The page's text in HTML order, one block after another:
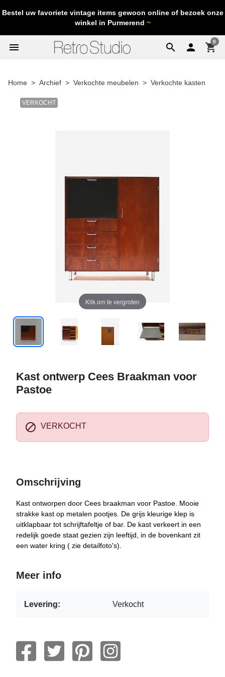
Bestel uw favoriete vintage items gewoon online of bezoek onze
winkel in Purmerend ~
search
menu  shopping_cart
0
Home Archief Verkochte meubelen Verkochte kasten
VERKOCHT
Klik om te vergroten
Kast ontwerp Cees Braakman voor
Pastoe
 VERKOCHT
Omschrijving
Kast ontworpen door Cees braakman voor Pastoe. Mooie
strakke kast op metalen pootjes. De grijs kleurige klep is
uitklapbaar tot schrijftafeltje of bar. De kast verkeert in een
redelijk goede staat gezien zijn leeftijd, in de bovenkant zit
een water kring ( zie detailfoto's).
Meer info
Levering: Verkocht